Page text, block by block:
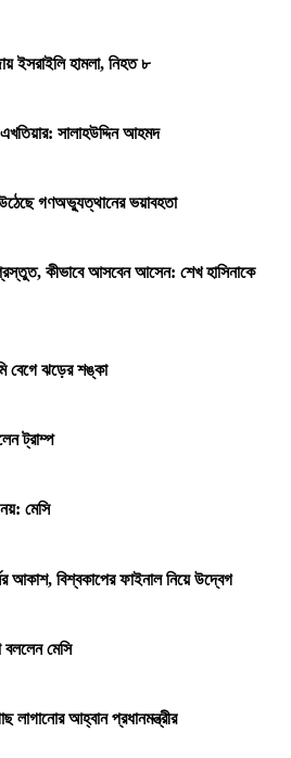
ইসরাইলি হামলা, নিহত ৮
এখতিয়ার: সালাহউদ্দিন আহমদ
উঠেছে গণঅভ্যুত্থানের ভয়াবহতা
কীভাবে আসবেন আসেন: শেখ হাসিনাকে
বেগে ঝড়ের শঙ্কা
ট্রাম্প
মেসি
আকাশ, বিশ্বকাপের ফাইনাল নিয়ে উদ্বেগ
বললেন মেসি
লাগানোর আহ্বান প্রধানমন্ত্রীর